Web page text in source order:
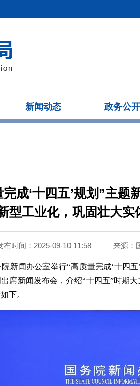
新闻动态 政务公开
成‘十四五’规划”主
型工业化，巩固壮大
布时间：2025-09-10 11:58 来源：
新闻办公室举行“高质量完成‘十四
席新闻发布会，介绍“十四五”时期
下。